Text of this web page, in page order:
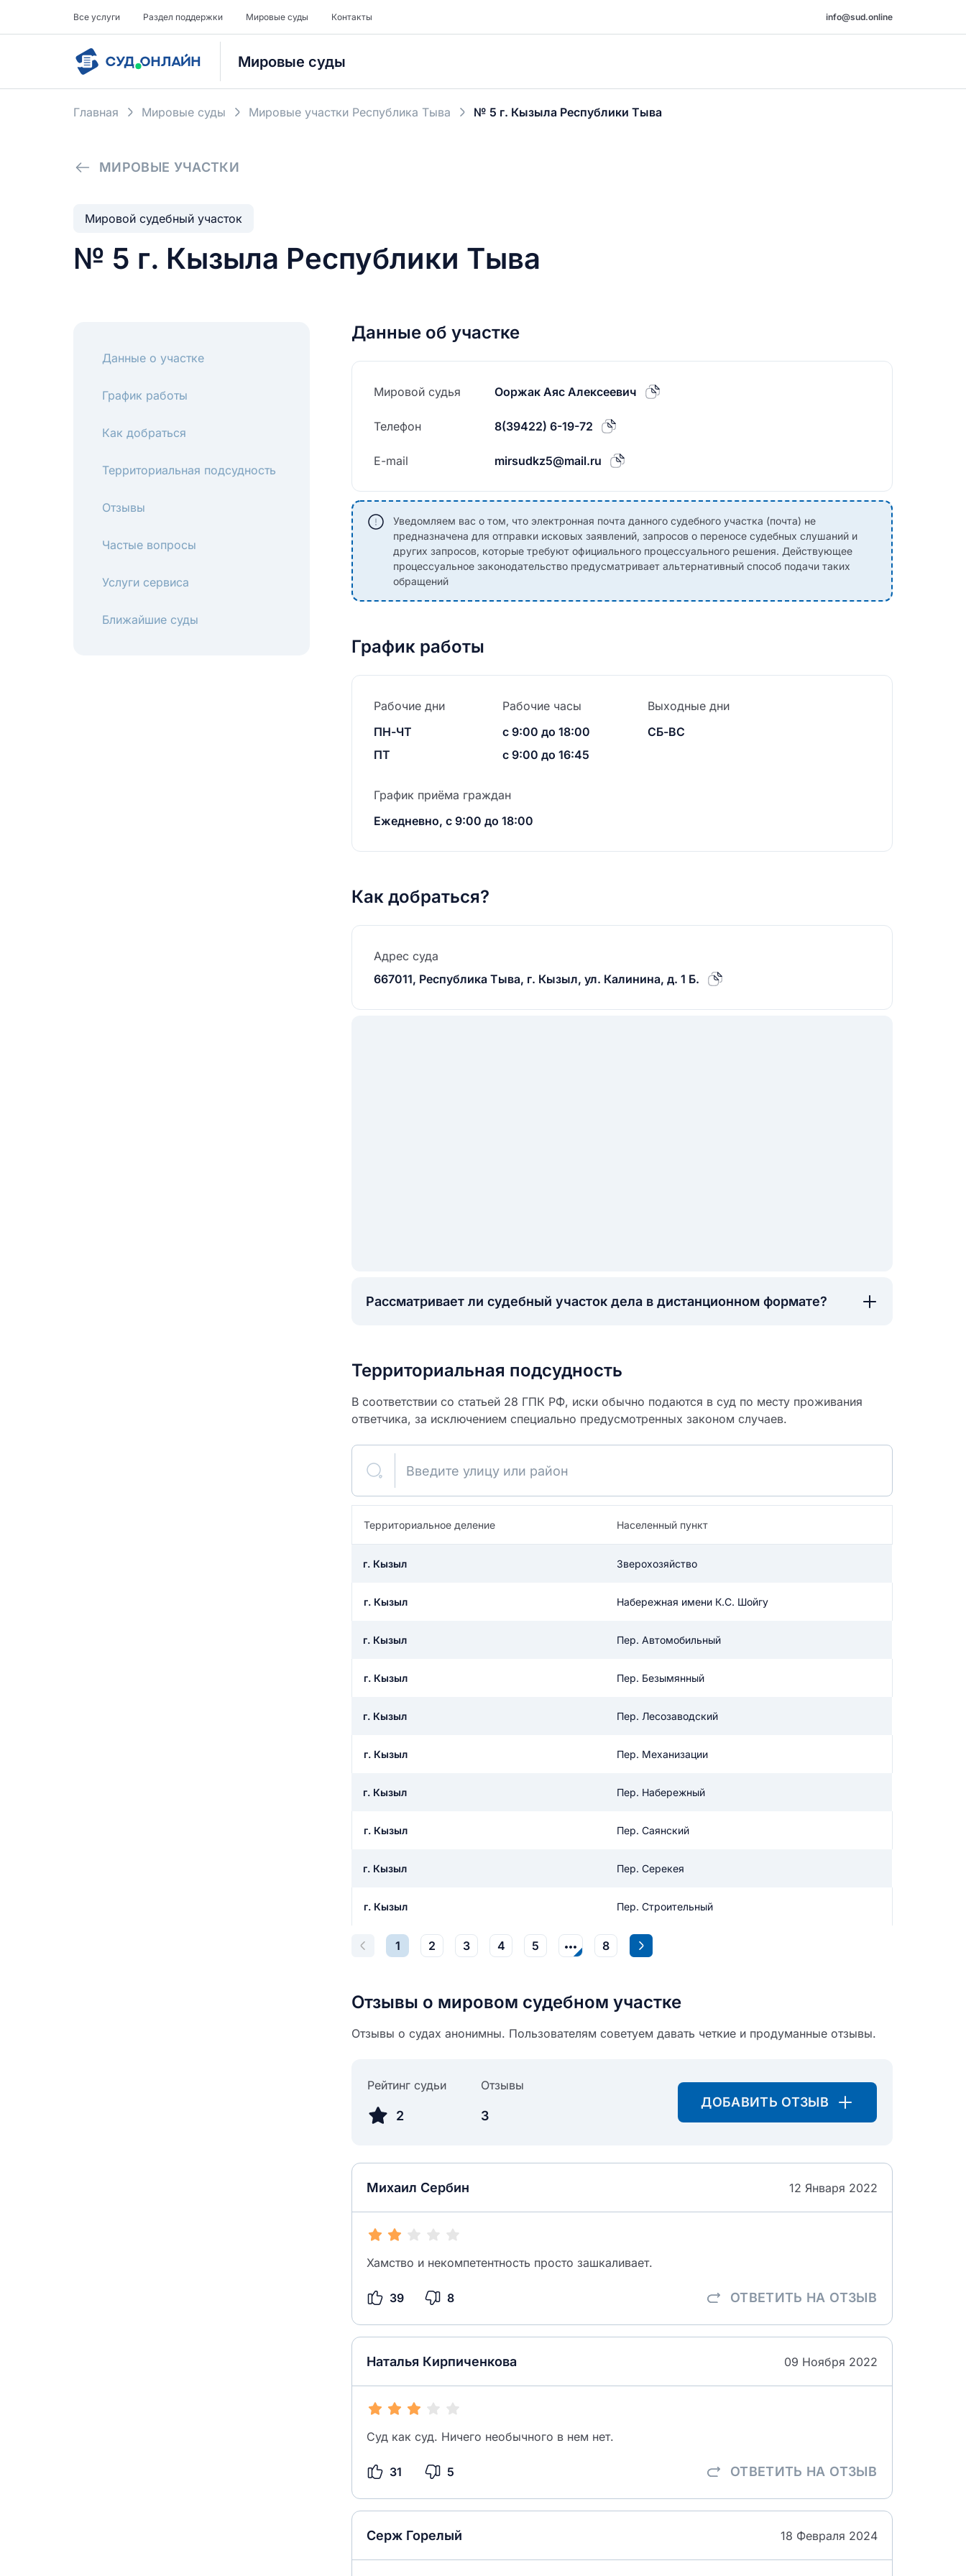
Все услуги Раздел поддержки Мировые суды Контакты info@sud.online
Мировые суды
Главная Мировые суды Мировые участки Республика Тыва № 5 г. Кызыла Республики Тыва
МИРОВЫЕ УЧАСТКИ
Мировой судебный участок
№ 5 г. Кызыла Республики Тыва
Данные о участке
График работы
Как добраться
Территориальная подсудность
Отзывы
Частые вопросы
Услуги сервиса
Ближайшие суды
Данные об участке
Мировой судья Ооржак Аяс Алексеевич
Телефон 8(39422) 6-19-72
E-mail mirsudkz5@mail.ru
Уведомляем вас о том, что электронная почта данного судебного участка (почта) не
предназначена для отправки исковых заявлений, запросов о переносе судебных слушаний и
других запросов, которые требуют официального процессуального решения. Действующее
процессуальное законодательство предусматривает альтернативный способ подачи таких
обращений
График работы
Рабочие дни
ПН-ЧТ
ПТ
Рабочие часы
с 9:00 до 18:00
с 9:00 до 16:45
Выходные дни
СБ-ВС
График приёма граждан
Ежедневно, с 9:00 до 18:00
Как добраться?
Адрес суда
667011, Республика Тыва, г. Кызыл, ул. Калинина, д. 1 Б.
Рассматривает ли судебный участок дела в дистанционном формате?
Территориальная подсудность
В соответствии со статьей 28 ГПК РФ, иски обычно подаются в суд по месту проживания
ответчика, за исключением специально предусмотренных законом случаев.
Введите улицу или район
Территориальное деление Населенный пункт
г. Кызыл Зверохозяйство
г. Кызыл Набережная имени К.С. Шойгу
г. Кызыл Пер. Автомобильный
г. Кызыл Пер. Безымянный
г. Кызыл Пер. Лесозаводский
г. Кызыл Пер. Механизации
г. Кызыл Пер. Набережный
г. Кызыл Пер. Саянский
г. Кызыл Пер. Серекея
г. Кызыл Пер. Строительный
1 2 3 4 5 8
Отзывы о мировом судебном участке
Отзывы о судах анонимны. Пользователям советуем давать четкие и продуманные отзывы.
Рейтинг судьи
2
Отзывы
3
ДОБАВИТЬ ОТЗЫВ
Михаил Сербин 12 Января 2022
Хамство и некомпетентность просто зашкаливает.
39 8 ОТВЕТИТЬ НА ОТЗЫВ
Наталья Кирпиченкова 09 Ноября 2022
Суд как суд. Ничего необычного в нем нет.
31 5 ОТВЕТИТЬ НА ОТЗЫВ
Серж Горелый 18 Февраля 2024
Как вы оцените судебный
Ответ на отзыв
разрешить публикацию отзыва
Название населенного пункта
НАЙТИ МЕНЯ